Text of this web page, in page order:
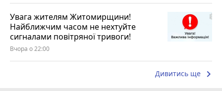
Увага жителям Житомирщини!
Найближчим часом не нехтуйте
сигналами повітряної тривоги!
Вчора о 22:00
Дивитись ще keyboard_arrow_right